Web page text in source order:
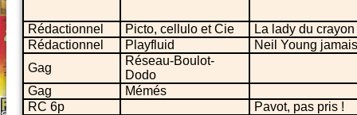
Rédactionnel Picto, cellulo et Cie
La lady du crayon
Rédactionnel
Playfluid
Neil Young
Gag
Réseau-Boulot-
Dodo
Gag
Mémés
RC 6p
Pavot, pas pris !